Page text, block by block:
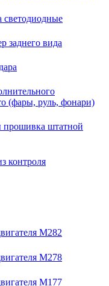
светодиодные
заднего вида
(фары, руль, фонари)
прошивка штатной
контроля
М282
М278
М177